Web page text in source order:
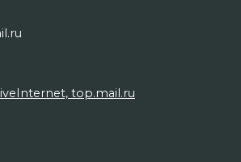
top.mail.ru